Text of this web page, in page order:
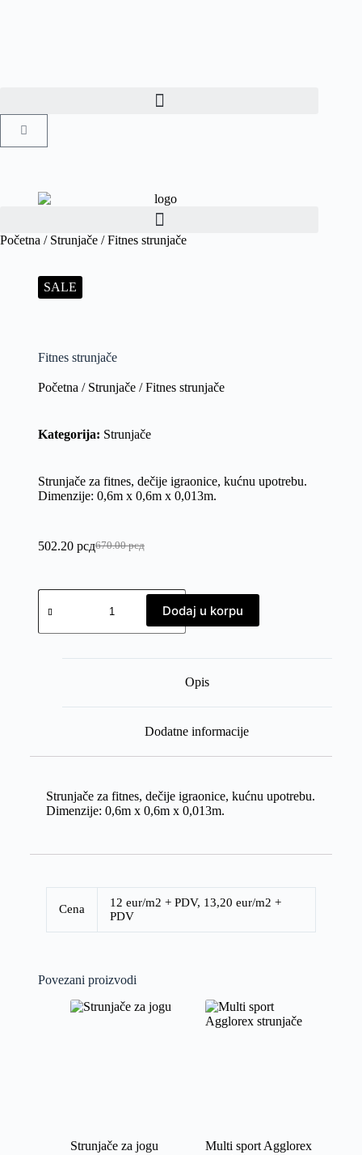
Početna / Strunjače / Fitnes strunjače
SALE
Fitnes strunjače
Početna / Strunjače/ Fitnes strunjače
Kategorija: Strunjače
Strunjače za fitnes, dečije igraonice, kućnu upotrebu.
Dimenzije: 0,6m x 0,6m x 0,013m.
670.00рсд
502.20 рсд
Dodaj u korpu
Opis
Dodatne informacije
Strunjače za fitnes, dečije igraonice, kućnu upotrebu.
Dimenzije: 0,6m x 0,6m x 0,013m.
Cena 12 eur/m2 + PDV, 13,20 eur/m2 +
PDV
Povezani proizvodi
Strunjače za jogu
Multi sport Agglorex